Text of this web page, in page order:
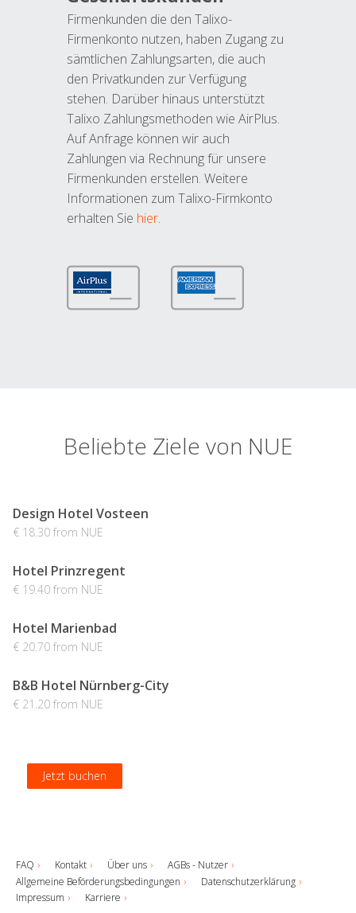
Firmenkunden die den Talixo-
Firmenkonto nutzen, haben Zugang zu
sämtlichen Zahlungsarten, die auch
den Privatkunden zur Verfügung
stehen. Darüber hinaus unterstützt
Talixo Zahlungsmethoden wie AirPlus.
Auf Anfrage können wir auch
Zahlungen via Rechnung für unsere
Firmenkunden erstellen. Weitere
Informationen zum Talixo-Firmkonto
erhalten Sie hier.
Beliebte Ziele von NUE
Design Hotel Vosteen
€ 18.30 from NUE
Jetzt buchen
Hotel Prinzregent
€ 19.40 from NUE
Jetzt buchen
Hotel Marienbad
€ 20.70 from NUE
Jetzt buchen
B&B Hotel Nürnberg-City
€ 21.20 from NUE
Jetzt buchen
FAQ Kontakt Über uns
AGBs - Nutzer
Allgemeine Beförderungsbedingungen
Datenschutzerklärung
Impressum
Karriere